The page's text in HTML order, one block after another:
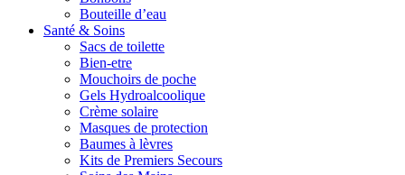
Bouteille d’eau
Santé & Soins
Sacs de toilette
Bien-etre
Mouchoirs de poche
Gels Hydroalcoolique
Crème solaire
Masques de protection
Baumes à lèvres
Kits de Premiers Secours